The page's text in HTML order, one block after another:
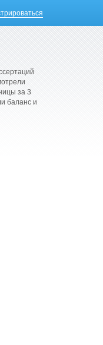
за 3
баланс и